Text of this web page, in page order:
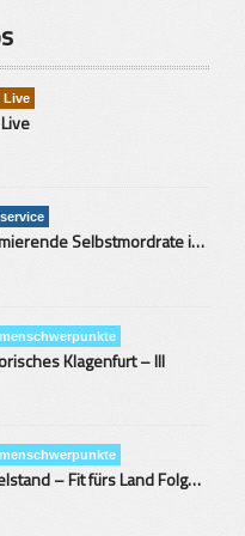
Live
Alarmierende Selbstmordrate in Kärnten
Klagenfurt – III
Mittelstand – Fit fürs Land Folge 9- Konditor